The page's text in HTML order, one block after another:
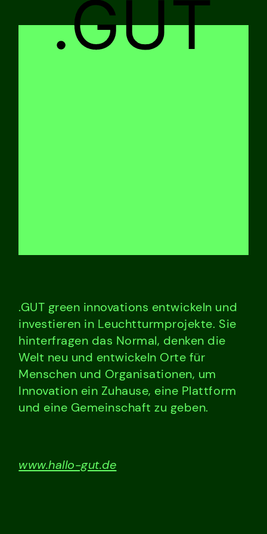
.GUT green innovations entwickeln und
investieren in Leuchtturmprojekte. Sie
hinterfragen das Normal, denken die
Welt neu und entwickeln Orte für
Menschen und Organisationen, um
Innovation ein Zuhause, eine Plattform
und eine Gemeinschaft zu geben.
www.hallo-gut.de